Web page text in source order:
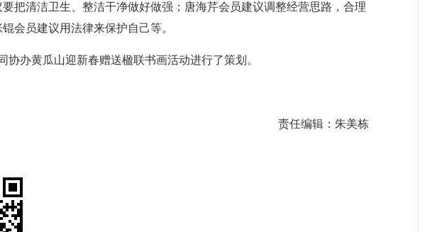
把清洁卫生、整洁干净做好做强；唐海芹会员建议调整经营思路，合理
会员建议用法律来保护自己等。
办黄瓜山迎新春赠送楹联书画活动进行了策划。
责任编辑：朱美栋